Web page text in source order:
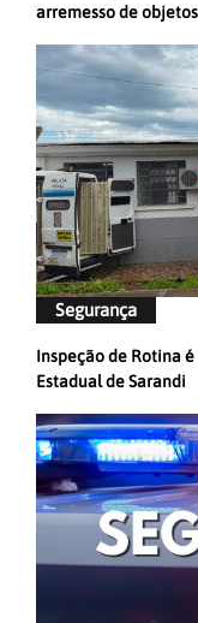
arremesso de
Segurança
Inspeção de Rotina
Estadual de Sarandi